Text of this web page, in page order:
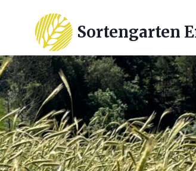
springen
Sortengarten